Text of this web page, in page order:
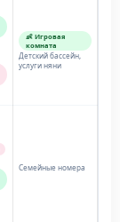
👶 Игровая
комната
Детский бассейн,
услуги няни
Семейные номера